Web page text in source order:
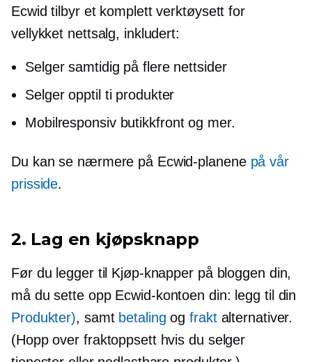
Ecwid tilbyr et komplett verktøysett for
vellykket nettsalg, inkludert:
Selger samtidig på flere nettsider
Selger opptil ti produkter
Mobilresponsivbutikkfront og mer.
Du kan se nærmere på Ecwid-planene på vår
prisside.
2. Lag en kjøpsknapp
Før du legger til Kjøp-knapper på bloggen din,
må du sette opp Ecwid-kontoen din: legg til din
Produkter), samt betaling ogfraktalternativer.
(Hopp over fraktoppsett hvis du selger